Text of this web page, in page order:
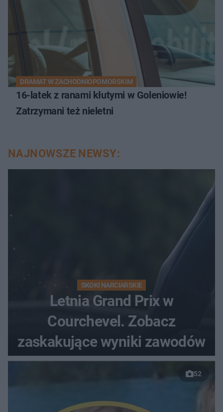
DRAMAT W ZACHODNIOPOMORSKIM
16-latek z ranami kłutymi w Goleniowie!
Zatrzymani też nieletni
NAJNOWSZE NEWSY:
SKOKI NARCIARSKIE
Letnia Grand Prix w
Courchevel. Zobacz
zaskakujące wyniki zawodów
52